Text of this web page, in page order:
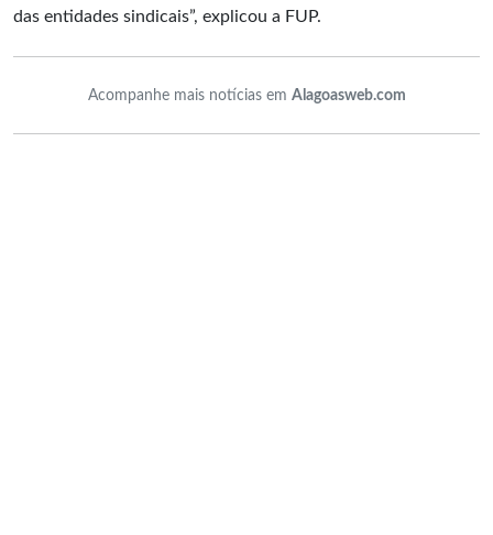
das entidades sindicais”, explicou a FUP.
Acompanhe mais notícias em Alagoasweb.com